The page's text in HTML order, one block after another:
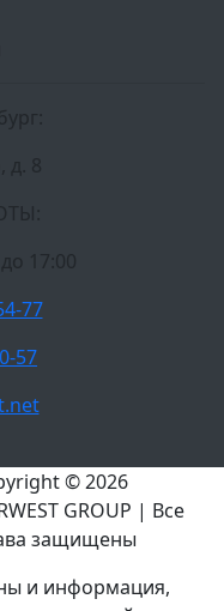
8
17:00
77
57
© 2026
GROUP | Все
защищены
и информация,